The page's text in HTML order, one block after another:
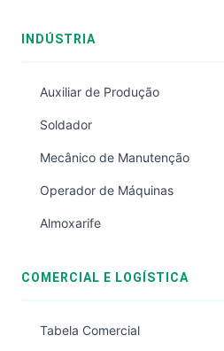
INDÚSTRIA
Auxiliar de Produção
Soldador
Mecânico de Manutenção
Operador de Máquinas
Almoxarife
COMERCIAL E LOGÍSTICA
Tabela Comercial